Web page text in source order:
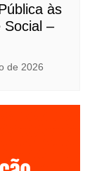
às
Social –
de 2026